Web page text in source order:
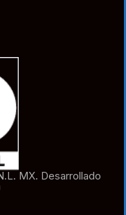
MX. Desarrollado